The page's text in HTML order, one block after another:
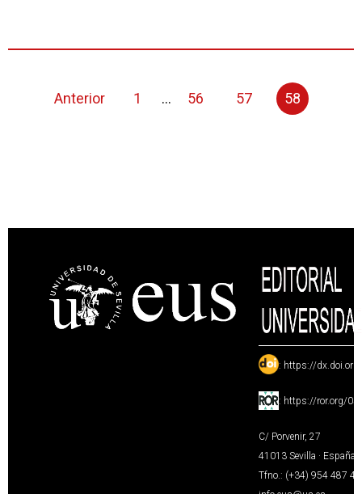
Anterior 1 ... 56 57 58
: https://
: https://ror.org/
C/ Porvenir, 27
41013 Sevilla · España
Tfno.: (+34) 954 487